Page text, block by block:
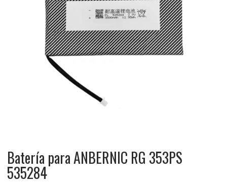
Batería para ANBERNIC RG 353PS
535284